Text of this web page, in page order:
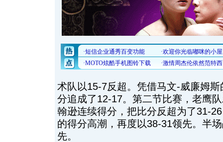
术队以15-7反超。凭借马文-威廉姆
分追成了12-17。第二节比赛，老鹰
翰逊连续得分，把比分反超为了31-
的得分高潮，再度以38-31领先。半
先。